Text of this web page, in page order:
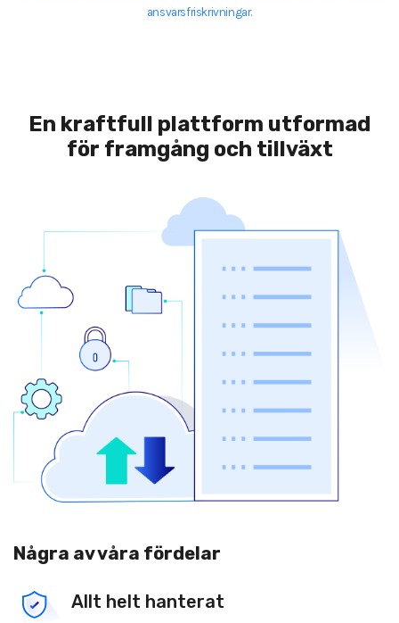
ansvarsfriskrivningar.
En kraftfull plattform utformad
för framgång och tillväxt
Några av våra fördelar
Allt helt hanterat